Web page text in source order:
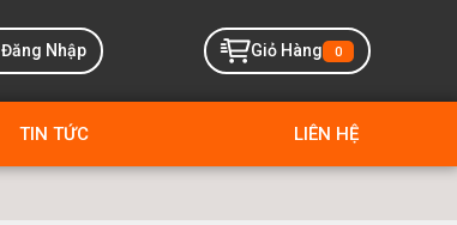
Đăng Nhập Giỏ Hàng 0
TIN TỨC LIÊN HỆ